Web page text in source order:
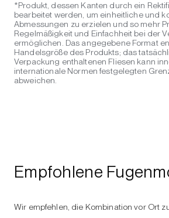
*Produkt, dessen Kanten durch ein
bearbeitet werden, um einheitliche und
Abmessungen zu erzielen und so mehr
Regelmäßigkeit und Einfachheit bei der
ermöglichen. Das angegebene Format
Handelsgröße des Produkts; das
Verpackung enthaltenen Fliesen kann
internationale Normen festgelegten
abweichen.
Empfohlene
Wir empfehlen, die Kombination vor Ort